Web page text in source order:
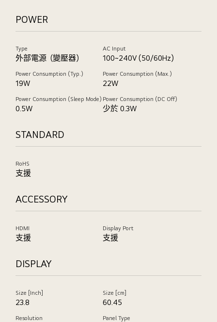
POWER
Type
外部電源（變壓器)
AC Input
100~240V (50/60Hz)
Power Consumption (Typ.)
19W
Power Consumption (Max.)
22W
Power Consumption (Sleep Mode)
0.5W
Power Consumption (DC Off)
少於 0.3W
STANDARD
RoHS
支援
ACCESSORY
HDMI
支援
Display Port
支援
DISPLAY
Size [Inch]
23.8
Size [cm]
60.45
Resolution Panel Type